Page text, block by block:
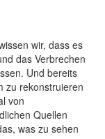
wir, dass es
das Verbrechen
Und bereits
zu rekonstruieren
von
Quellen
was zu sehen